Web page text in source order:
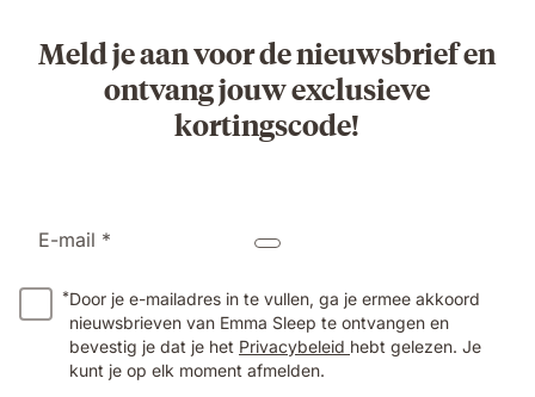
Meld je aan voor de nieuwsbrief en
ontvang jouw exclusieve
kortingscode!
E-mail *
*Door je e-mailadres in te vullen, ga je ermee akkoord
nieuwsbrieven van Emma Sleep te ontvangen en
bevestig je dat je het Privacybeleid hebt gelezen. Je
kunt je op elk moment afmelden.